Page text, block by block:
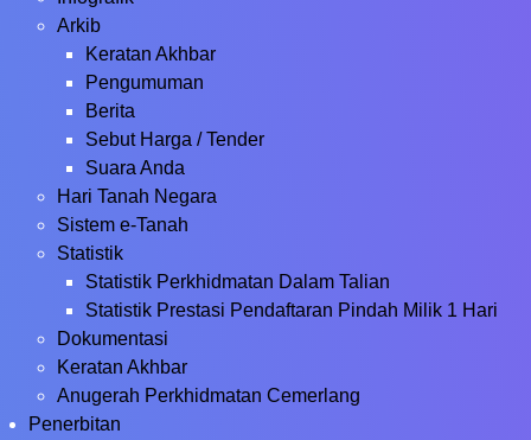
Arkib
Keratan Akhbar
Pengumuman
Berita
Sebut Harga / Tender
Suara Anda
Hari Tanah Negara
Sistem e-Tanah
Statistik
Statistik Perkhidmatan Dalam Talian
Statistik Prestasi Pendaftaran Pindah Milik 1 Hari
Dokumentasi
Keratan Akhbar
Anugerah Perkhidmatan Cemerlang
Penerbitan